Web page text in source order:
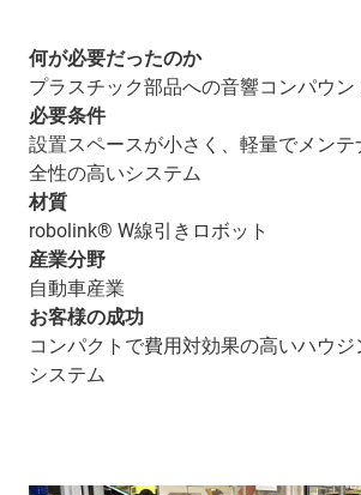
何が必要だったのか
プラスチック部品への音響コンパウ
必要条件
設置スペースが小さく、軽量でメン
全性の高いシステム
材質
robolink® W線引きロボット
産業分野
自動車産業
お客様の成功
コンパクトで費用対効果の高いハウジ
システム